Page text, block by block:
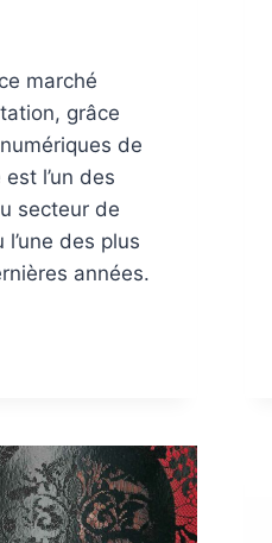
marché
grâce
de
l’un des
secteur de
l’une des plus
années.